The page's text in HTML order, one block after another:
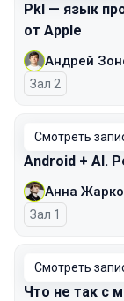
Pkl — язык
от Apple
Андрей
Зал 2
Смотреть
Android + AI.
Анна
Зал 1
Смотреть
Что не так с